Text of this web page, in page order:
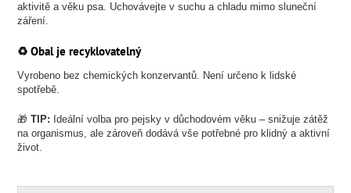
aktivitě a věku psa. Uchovávejte v suchu a chladu mimo sluneční
záření.
♻️ Obal je recyklovatelný
Vyrobeno bez chemických konzervantů. Není určeno k lidské
spotřebě.
🎁TIP: Ideální volba pro pejsky v důchodovém věku – snižuje zátěž
na organismus, ale zároveň dodává vše potřebné pro klidný a aktivní
život.